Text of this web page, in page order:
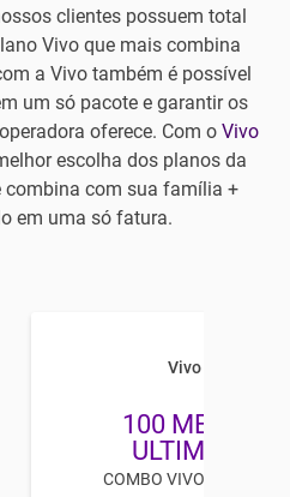
clientes possuem total
Vivo que mais combina
a Vivo também é possível
um só pacote e garantir os
oferece. Com o Vivo
escolha dos planos da
combina com sua família +
em uma só fatura.
Vivo Combo
100 MEGA +
ULTIMATE
COMBO VIVO TV E